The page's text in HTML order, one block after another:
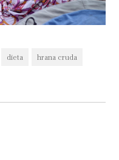
dieta hrana cruda